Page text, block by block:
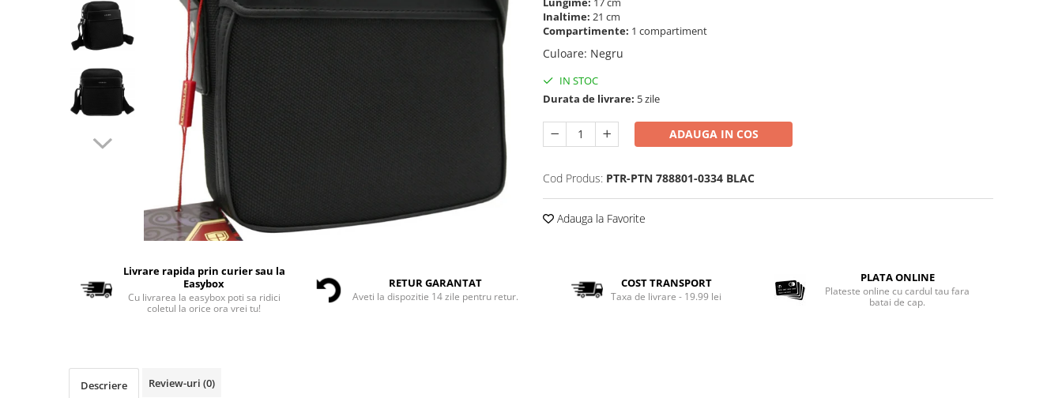
Inaltime: 21 cm
Compartimente: 1 compartiment
Culoare: Negru
IN STOC
Durata de livrare: 5 zile
ADAUGA IN COS
Cod Produs: PTR-PTN 788801-0334 BLAC
Adauga la Favorite
Livrare rapida prin curier sau la
Easybox
Cu livrarea la easybox poti sa ridici
coletul la orice ora vrei tu!
RETUR GARANTAT
Aveti la dispozitie 14 zile pentru retur.
COST TRANSPORT
Taxa de livrare - 19.99 lei
PLATA ONLINE
Plateste online cu cardul tau fara
batai de cap.
Descriere Review-uri (0)